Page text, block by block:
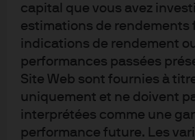
capital que vous avez
estimations de rendements
indications de rendement
performances passées
Site Web sont fournies à
uniquement et ne doivent
interprétées comme une
performance future. Les
Cette communication est publiée
Royaume-Uni) par JPMorgan
Senningerberg, Grand-Duché de
R.C.S. Luxembourg B27900,
10.000.000.